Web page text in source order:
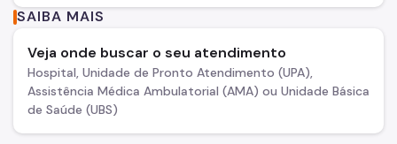
SAIBA MAIS
Veja onde buscar o seu atendimento
Hospital, Unidade de Pronto Atendimento (UPA),
Assistência Médica Ambulatorial (AMA) ou Unidade Básica
de Saúde (UBS)